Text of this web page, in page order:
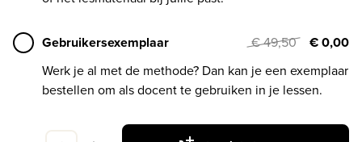
Gebruikersexemplaar € 49,50
€ 0,00
Werk je al met de methode? Dan kan je een exemplaar
bestellen om als docent te gebruiken in je lessen.